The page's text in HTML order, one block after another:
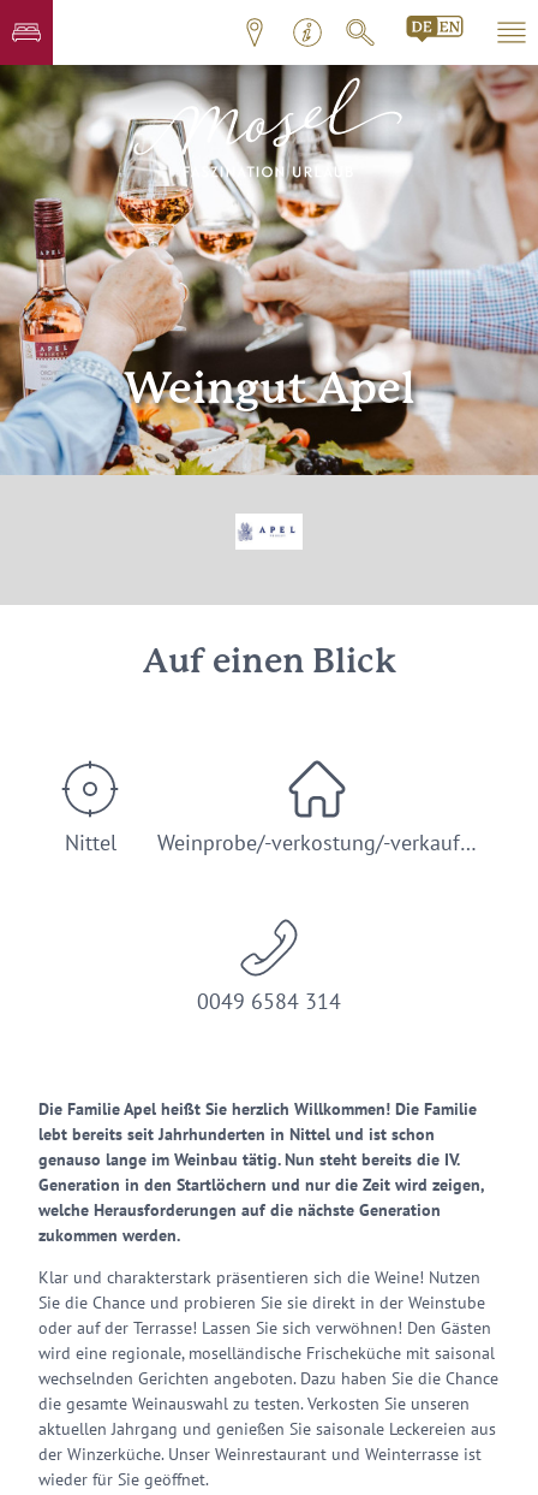
Weingut Apel
Auf einen Blick
Nittel Weinprobe/-verkostung/-verkauf…
0049 6584 314
Die Familie Apel heißt Sie herzlich Willkommen! Die Familie
lebt bereits seit Jahrhunderten in Nittel und ist schon
genauso lange im Weinbau tätig. Nun steht bereits die IV.
Generation in den Startlöchern und nur die Zeit wird zeigen,
welche Herausforderungen auf die nächste Generation
zukommen werden.
Klar und charakterstark präsentieren sich die Weine! Nutzen
Sie die Chance und probieren Sie sie direkt in der Weinstube
oder auf der Terrasse! Lassen Sie sich verwöhnen! Den Gästen
wird eine regionale, moselländische Frischeküche mit saisonal
wechselnden Gerichten angeboten. Dazu haben Sie die Chance
die gesamte Weinauswahl zu testen. Verkosten Sie unseren
aktuellen Jahrgang und genießen Sie saisonale Leckereien aus
der Winzerküche. Unser Weinrestaurant und Weinterrasse ist
wieder für Sie geöffnet.